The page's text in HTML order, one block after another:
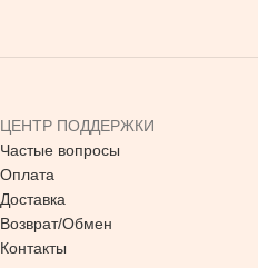
ЦЕНТР ПОДДЕРЖКИ
Частые вопросы
Оплата
Доставка
Возврат/Обмен
Контакты